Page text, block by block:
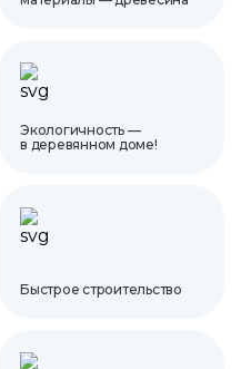
Экологичность —
в деревянном доме!
Быстрое строительство